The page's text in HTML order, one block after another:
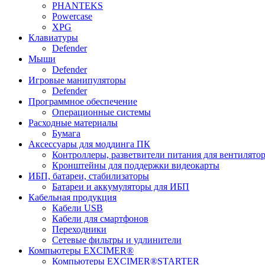
PHANTEKS
Powercase
XPG
Клавиатуры
Defender
Мыши
Defender
Игровые манипуляторы
Defender
Программное обеспечение
Операционные системы
Расходные материалы
Бумага
Аксессуары для моддинга ПК
Контроллеры, разветвители питания для
Кронштейны для поддержки видеокарты
ИБП, батареи, стабилизаторы
Батареи и аккумуляторы для ИБП
Кабельная продукция
Кабели USB
Кабели для смартфонов
Переходники
Сетевые фильтры и удлинители
Компьютеры EXCIMER®
Компьютеры EXCIMER®STARTER